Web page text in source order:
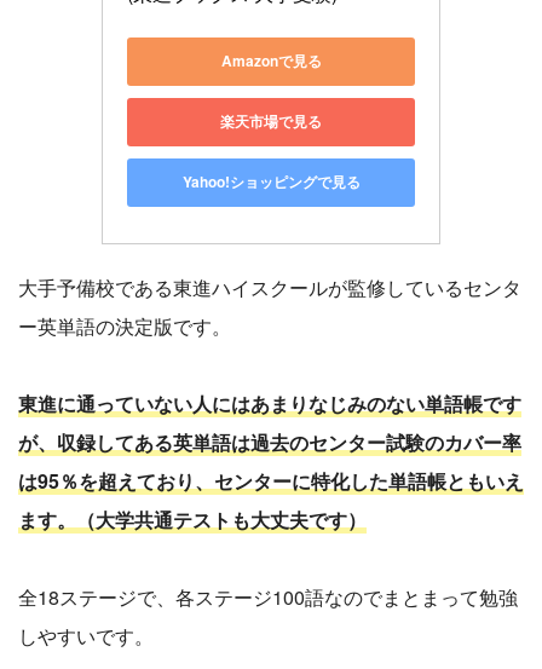
Amazonで見る
楽天市場で見る
Yahoo!ショッピングで見る
大手予備校である東進ハイスクールが監修しているセンタ
ー英単語の決定版です。
東進に通っていない人にはあまりなじみのない単語帳です
が、収録してある英単語は過去のセンター試験のカバー率
は95％を超えており、センターに特化した単語帳ともいえ
ます。（大学共通テストも大丈夫です）
全18ステージで、各ステージ100語なのでまとまって勉強
しやすいです。